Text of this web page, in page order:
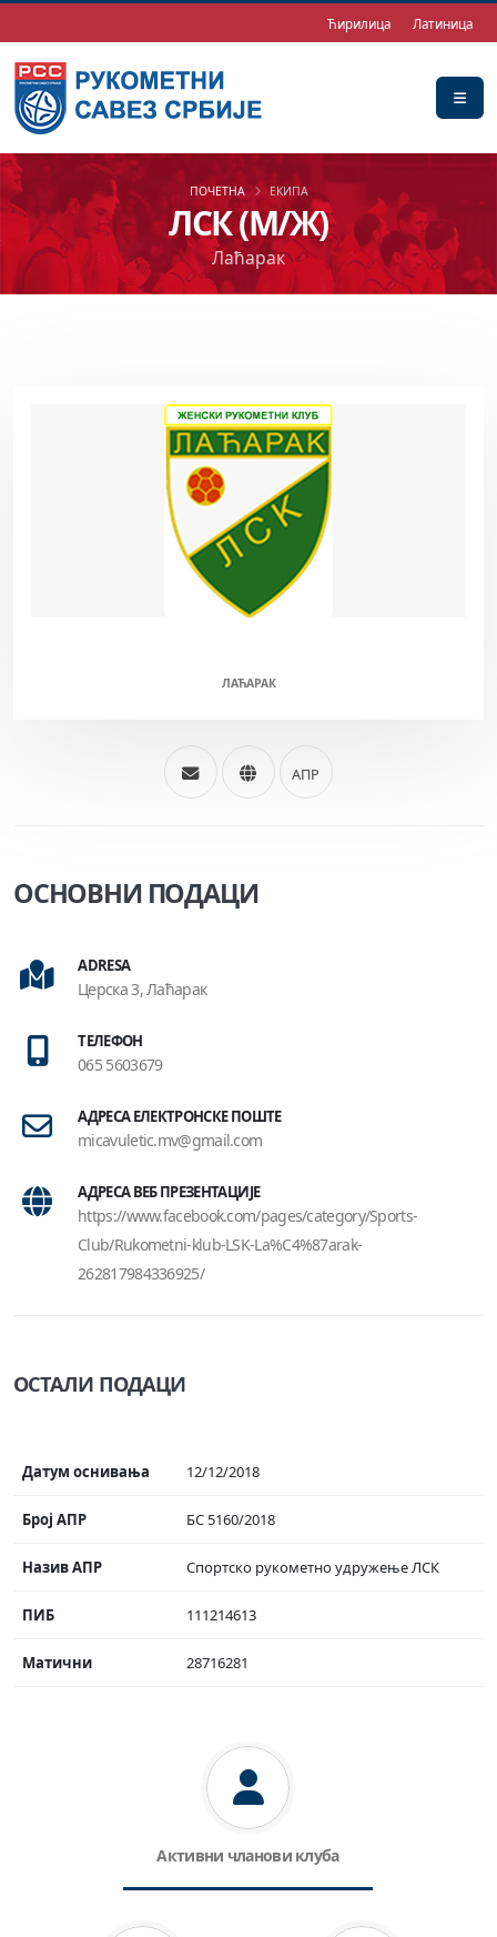
Ћирилица Латиница
ЛСК (М/Ж)
Лаћарак
ПОЧЕТНА ЕКИПА
ЛАЋАРАК
АПР
ОСНОВНИ ПОДАЦИ
ADRESA
Церска 3, Лаћарак
ТЕЛЕФОН
065 5603679
АДРЕСА ЕЛЕКТРОНСКЕ ПОШТЕ
micavuletic.mv@gmail.com
АДРЕСА ВЕБ ПРЕЗЕНТАЦИЈЕ
https://www.facebook.com/pages/category/Sports-
Club/Rukometni-klub-LSK-La%C4%87arak-
262817984336925/
ОСТАЛИ ПОДАЦИ
Датум оснивања 12/12/2018
Број АПР БС 5160/2018
Назив АПР Спортско рукометно удружење ЛСК
ПИБ 111214613
Матични 28716281
Активни чланови клуба